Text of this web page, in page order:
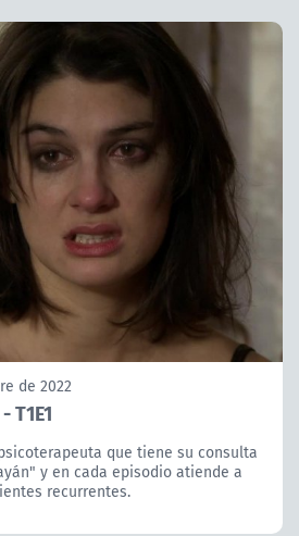
de 2022
T1E1
que tiene su consulta
y en cada episodio atiende a
recurrentes.